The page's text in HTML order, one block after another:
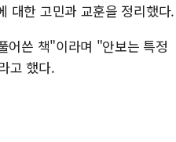
대한 고민과 교훈을 정리했다.
어쓴 책"이라며 "안보는 특정
고 했다.